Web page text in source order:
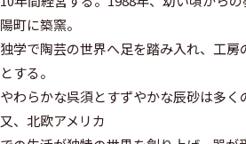
陽町に築窯。
独学で陶芸の世界へ足を踏み入れ、工
とする。
やわらかな呉須とすずやかな辰砂は多く
又、北欧アメリカ